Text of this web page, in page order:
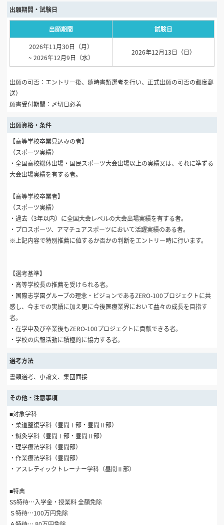
出願期間・試験日
出願期間 試験日
2026年11月30日（月）
~ 2026年12月9日（水）
2026年12月13日（日）
出願の可否：エントリー後、随時書類選考を行い、正式出願の可否の都度郵
送）
願書受付期間：〆切日必着
出願資格・条件
【高等学校卒業見込みの者】
（スポーツ実績）
・全国高校総体出場・国民スポーツ大会出場以上の実績又は、それに準ずる
大会出場実績を有する者。
【高等学校卒業者】
（スポーツ実績）
・過去（3年以内）に全国大会レベルの大会出場実績を有する者。
・プロスポーツ、アマチュアスポーツにおいて活躍実績のある者。
※上記内容で特別推薦に値するか否かの判断をエントリー時に行います。
【選考基準】
・高等学校長の推薦を受けられる者。
・国際志学園グループの理念・ビジョンであるZERO-100プロジェクトに共
感し、今までの実績に加え更に今後医療業界において益々の成長を目指す
者。
・在学中及び卒業後もZERO-100プロジェクトに貢献できる者。
・学校の広報活動に積極的に協力する者。
選考方法
書類選考、小論文、集団面接
その他・注意事項
■対象学科
・柔道整復学科（昼間Ⅰ部・昼間Ⅱ部）
・鍼灸学科（昼間Ⅰ部・昼間Ⅱ部）
・理学療法学科（昼間部）
・作業療法学科（昼間部）
・アスレティックトレーナー学科（昼間Ⅱ部）
■特典
SS特待…入学金・授業料 全額免除
Ｓ特待…100万円免除